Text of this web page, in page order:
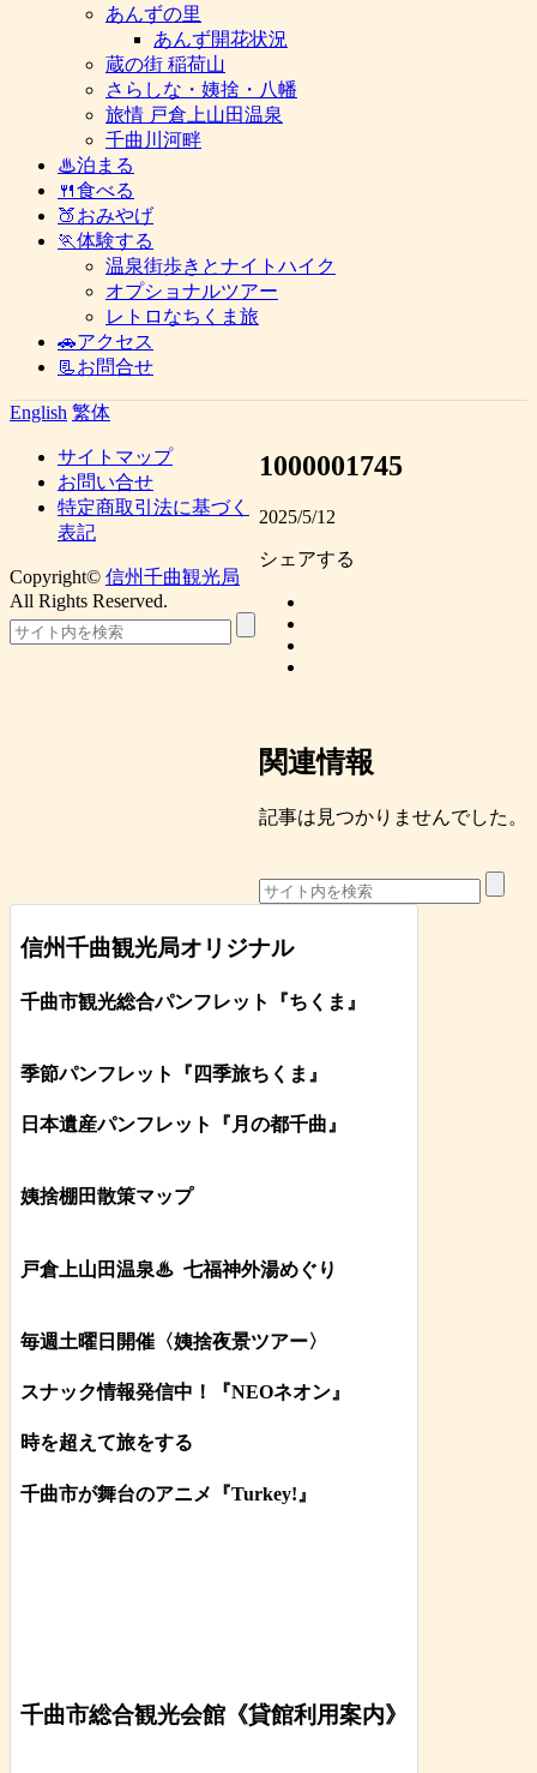
あんずの里
あんず開花状況
蔵の街 稲荷山
さらしな・姨捨・八幡
旅情 戸倉上山田温泉
千曲川河畔
♨泊まる
🍴食べる
🍑おみやげ
🏃体験する
温泉街歩きとナイトハイク
オプショナルツアー
レトロなちくま旅
🚗アクセス
📃お問合せ
English 繁体
1000001745
2025/5/12
シェアする
関連情報
記事は見つかりませんでした。
信州千曲観光局オリジナル
千曲市観光総合パンフレット 『ちくま 』
季節パンフレット『四季旅ちくま』
日本遺産パンフレット 『月の都千曲 』
姨捨棚田散策マップ
戸倉上山田温泉♨ 七福神外湯めぐり
毎週土曜日開催〈姨捨夜景ツアー〉
スナック情報発信中！『NEOネオン』
時を超えて旅をする
千曲市が舞台のアニメ『Turkey!』
千曲市総合観光会館《貸館利用案内》
サイトマップ
お問い合せ
特定商取引法に基づく
表記
Copyright© 信州千曲観光局
All Rights Reserved.